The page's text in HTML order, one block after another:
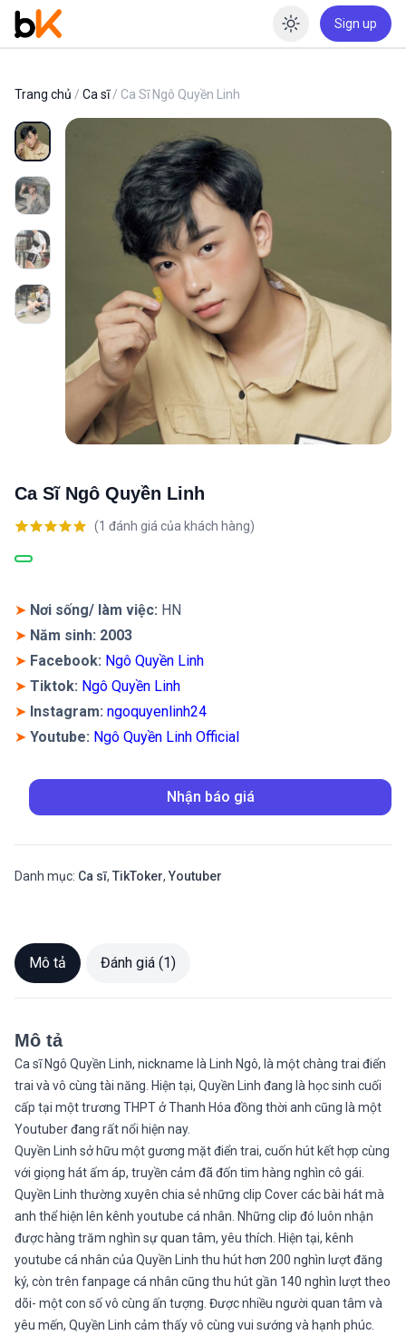
Enable
Sign up
Trang chủ / Ca sĩ/ Ca Sĩ Ngô Quyền Linh
Ca Sĩ Ngô Quyền Linh
dựa trên
(1 đánh giá của khách hàng)
➤ Nơi sống/ làm việc: HN
➤ Năm sinh: 2003
➤ Facebook: Ngô Quyền Linh
➤ Tiktok: Ngô Quyền Linh
➤ Instagram: ngoquyenlinh24
➤ Youtube: Ngô Quyền Linh Official
Nhận báo giá
Danh mục: Ca sĩ, TikToker,Youtuber
Mô tả Đánh giá (1)
Mô tả
Ca sĩ Ngô Quyền Linh, nickname là Linh Ngô, là một chàng trai điển
trai và vô cùng tài năng. Hiện tại, Quyền Linh đang là học sinh cuối
cấp tại một trương THPT ở Thanh Hóa đồng thời anh cũng là một
Youtuber đang rất nổi hiện nay.
Quyền Linh sở hữu một gương mặt điển trai, cuốn hút kết hợp cùng
với giọng hát ấm áp, truyền cảm đã đốn tim hàng nghìn cô gái.
Quyền Linh thường xuyên chia sẻ những clip Cover các bài hát mà
anh thể hiện lên kênh youtube cá nhân. Những clip đó luôn nhận
được hàng trăm nghìn sự quan tâm, yêu thích. Hiện tại, kênh
youtube cá nhân của Quyền Linh thu hút hơn 200 nghìn lượt đăng
ký, còn trên fanpage cá nhân cũng thu hút gần 140 nghìn lượt theo
dõi- một con số vô cùng ấn tượng. Được nhiều người quan tâm và
yêu mến, Quyền Linh cảm thấy vô cùng vui sướng và hạnh phúc.